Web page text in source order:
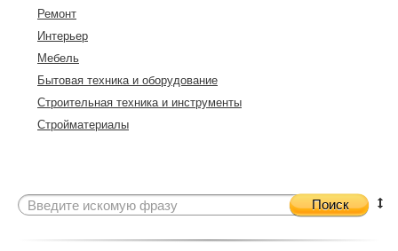
Ремонт
Интерьер
Мебель
Бытовая техника и оборудование
Строительная техника и инструменты
Стройматериалы
Поиск